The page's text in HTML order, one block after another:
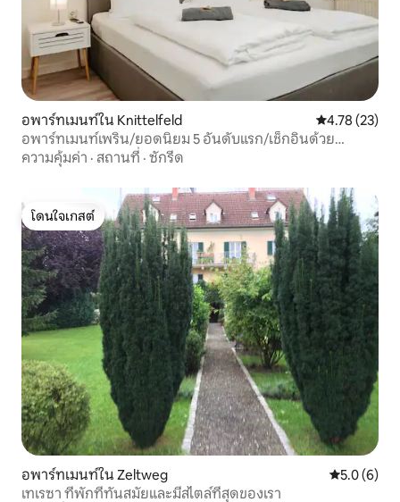
อพาร์ทเมนท์ใน Knittelfeld คะแนนเฉลี่ย
4.78 (23)
อพาร์ทเมนท์เพริน/ยอดนิยม 5 อันดับแรก/เช็กอินด้วย
ตนเอง/เรดบูลริง
ความคุ้มค่า · สถานที่ · ซักรีด
โดนใจเกสต์
โดนใจเกสต์
อพาร์ทเมนท์ใน Zeltweg คะแนนเฉลี่
5.0 (6)
เทเรซา ที่พักที่ทันสมัยและมีสไตล์ที่สุดของเรา